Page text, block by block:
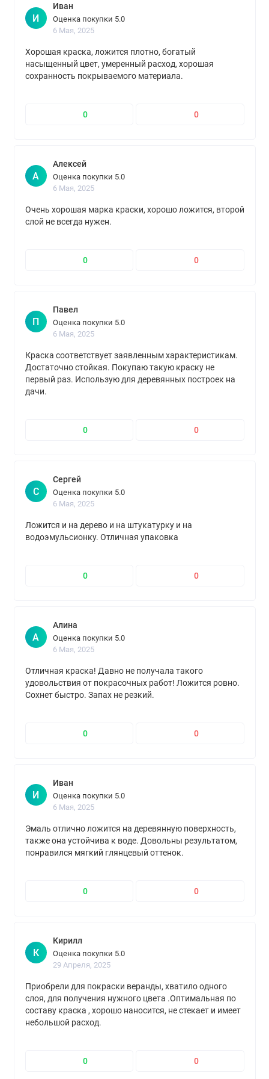
микронизированный тальк, диоксид кремния.
И
Иван
Оценка покупки 5.0
6 Мая, 2025
Хорошая краска, ложится плотно, богатый
насыщенный цвет, умеренный расход, хорошая
сохранность покрываемого материала.
0 0
А
Алексей
Оценка покупки 5.0
6 Мая, 2025
Очень хорошая марка краски, хорошо ложится, второй
слой не всегда нужен.
0 0
П
Павел
Оценка покупки 5.0
6 Мая, 2025
Краска соответствует заявленным характеристикам.
Достаточно стойкая. Покупаю такую краску не
первый раз. Использую для деревянных построек на
дачи.
0 0
С
Сергей
Оценка покупки 5.0
6 Мая, 2025
Ложится и на дерево и на штукатурку и на
водоэмульсионку. Отличная упаковка
0 0
А
Алина
Оценка покупки 5.0
6 Мая, 2025
Отличная краска! Давно не получала такого
удовольствия от покрасочных работ! Ложится ровно.
Сохнет быстро. Запах не резкий.
0 0
И
Иван
Оценка покупки 5.0
6 Мая, 2025
Эмаль отлично ложится на деревянную поверхность,
также она устойчива к воде. Довольны результатом,
понравился мягкий глянцевый оттенок.
0 0
К
Кирилл
Оценка покупки 5.0
29 Апреля, 2025
Приобрели для покраски веранды, хватило одного
слоя, для получения нужного цвета .Оптимальная по
составу краска , хорошо наносится, не стекает и имеет
небольшой расход.
0 0